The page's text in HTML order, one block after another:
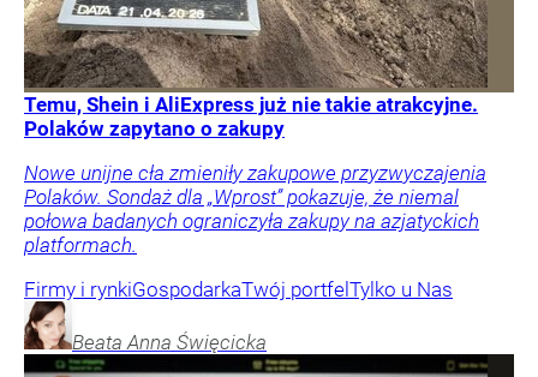
Temu, Shein i AliExpress już nie takie atrakcyjne.
Polaków zapytano o zakupy
Nowe unijne cła zmieniły zakupowe przyzwyczajenia
Polaków. Sondaż dla „Wprost” pokazuje, że niemal
połowa badanych ograniczyła zakupy na azjatyckich
platformach.
Firmy i rynkiGospodarkaTwój portfelTylko u Nas
Beata Anna Święcicka